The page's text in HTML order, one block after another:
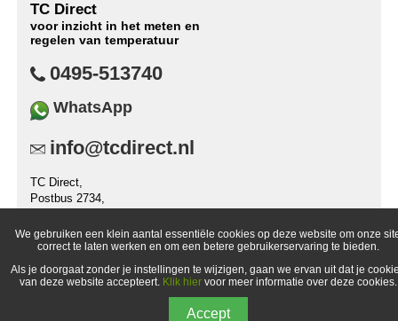
TC Direct
voor inzicht in het meten en
regelen van temperatuur
0495-513740
WhatsApp
info@tcdirect.nl
TC Direct,
Postbus 2734,
Nederland
2026 TC Direct (een handelsonderdeel van TC Meet- &
We gebruiken een klein aantal essentiële cookies op deze website om onze
correct te laten werken en om een betere gebruikerservaring te bieden.
Als je doorgaat zonder je instellingen te wijzigen, gaan we ervan uit dat je
van deze website accepteert. Klik hiervoor meer informatie over deze cookies.
Accept